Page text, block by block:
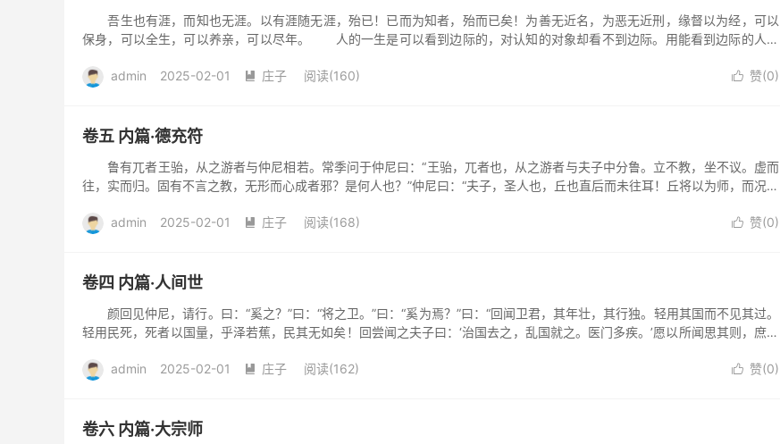
吾生也有涯，而知也无涯。以有涯随无涯，殆已！已而为知者，殆而已矣！为善无近名，为恶无近刑，缘督以为经，可以
保身，可以全生，可以养亲，可以尽年。 人的一生是可以看到边际的，对认知的对象却看不到边际。用能看到边际的人生
 赞(0)
admin 2025-02-01  庄子 阅读(160)
卷五 内篇·德充符
鲁有兀者王骀，从之游者与仲尼相若。常季问于仲尼曰：“王骀，兀者也，从之游者与夫子中分鲁。立不教，坐不议。虚而
往，实而归。固有不言之教，无形而心成者邪？是何人也？”仲尼曰：“夫子，圣人也，丘也直后而未往耳！丘将以为师，而况不
 赞(0)
admin 2025-02-01  庄子 阅读(168)
卷四 内篇·人间世
颜回见仲尼，请行。曰：“奚之？”曰：“将之卫。”曰：“奚为焉？”曰：“回闻卫君，其年壮，其行独。轻用其国而不见其过。
轻用民死，死者以国量，乎泽若蕉，民其无如矣！回尝闻之夫子曰：‘治国去之，乱国就之。医门多疾。’愿以所闻思其则，庶几
 赞(0)
admin 2025-02-01  庄子 阅读(162)
卷六 内篇·大宗师